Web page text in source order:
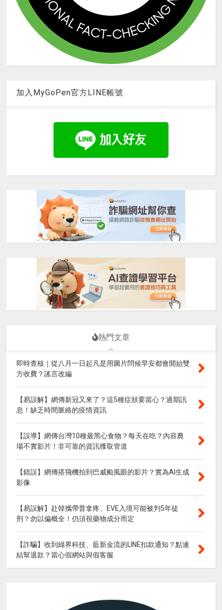
加入MyGoPen官方LINE帳號
熱門文章
即時查核｜從八月一日起凡是用圖片問候早安都會開始雙
方收費？謠言改編
【易誤解】網傳新冠又來了？這5種症狀要當心？過期訊
息！缺乏時間脈絡的疫情資訊
【誤導】網傳台灣10種最黑心食物？每天在吃？內容農
場不實影片！非可靠的資訊獲取管道
【錯誤】網傳搭飛機拍到巴威颱風眼的影片？實為AI生成
影像
【易誤解】赴韓攜帶普拿疼、EVE入境可能被判5年徒
刑？勿以偏概全！仍須視藥物成分而定
【詐騙】收到綠界科技、藍新金流的LINE扣款通知？點連
結幫退款？當心假網站與假客服